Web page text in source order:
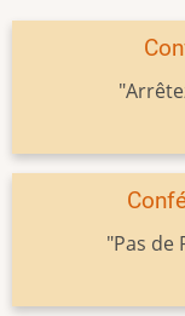
"Pas de